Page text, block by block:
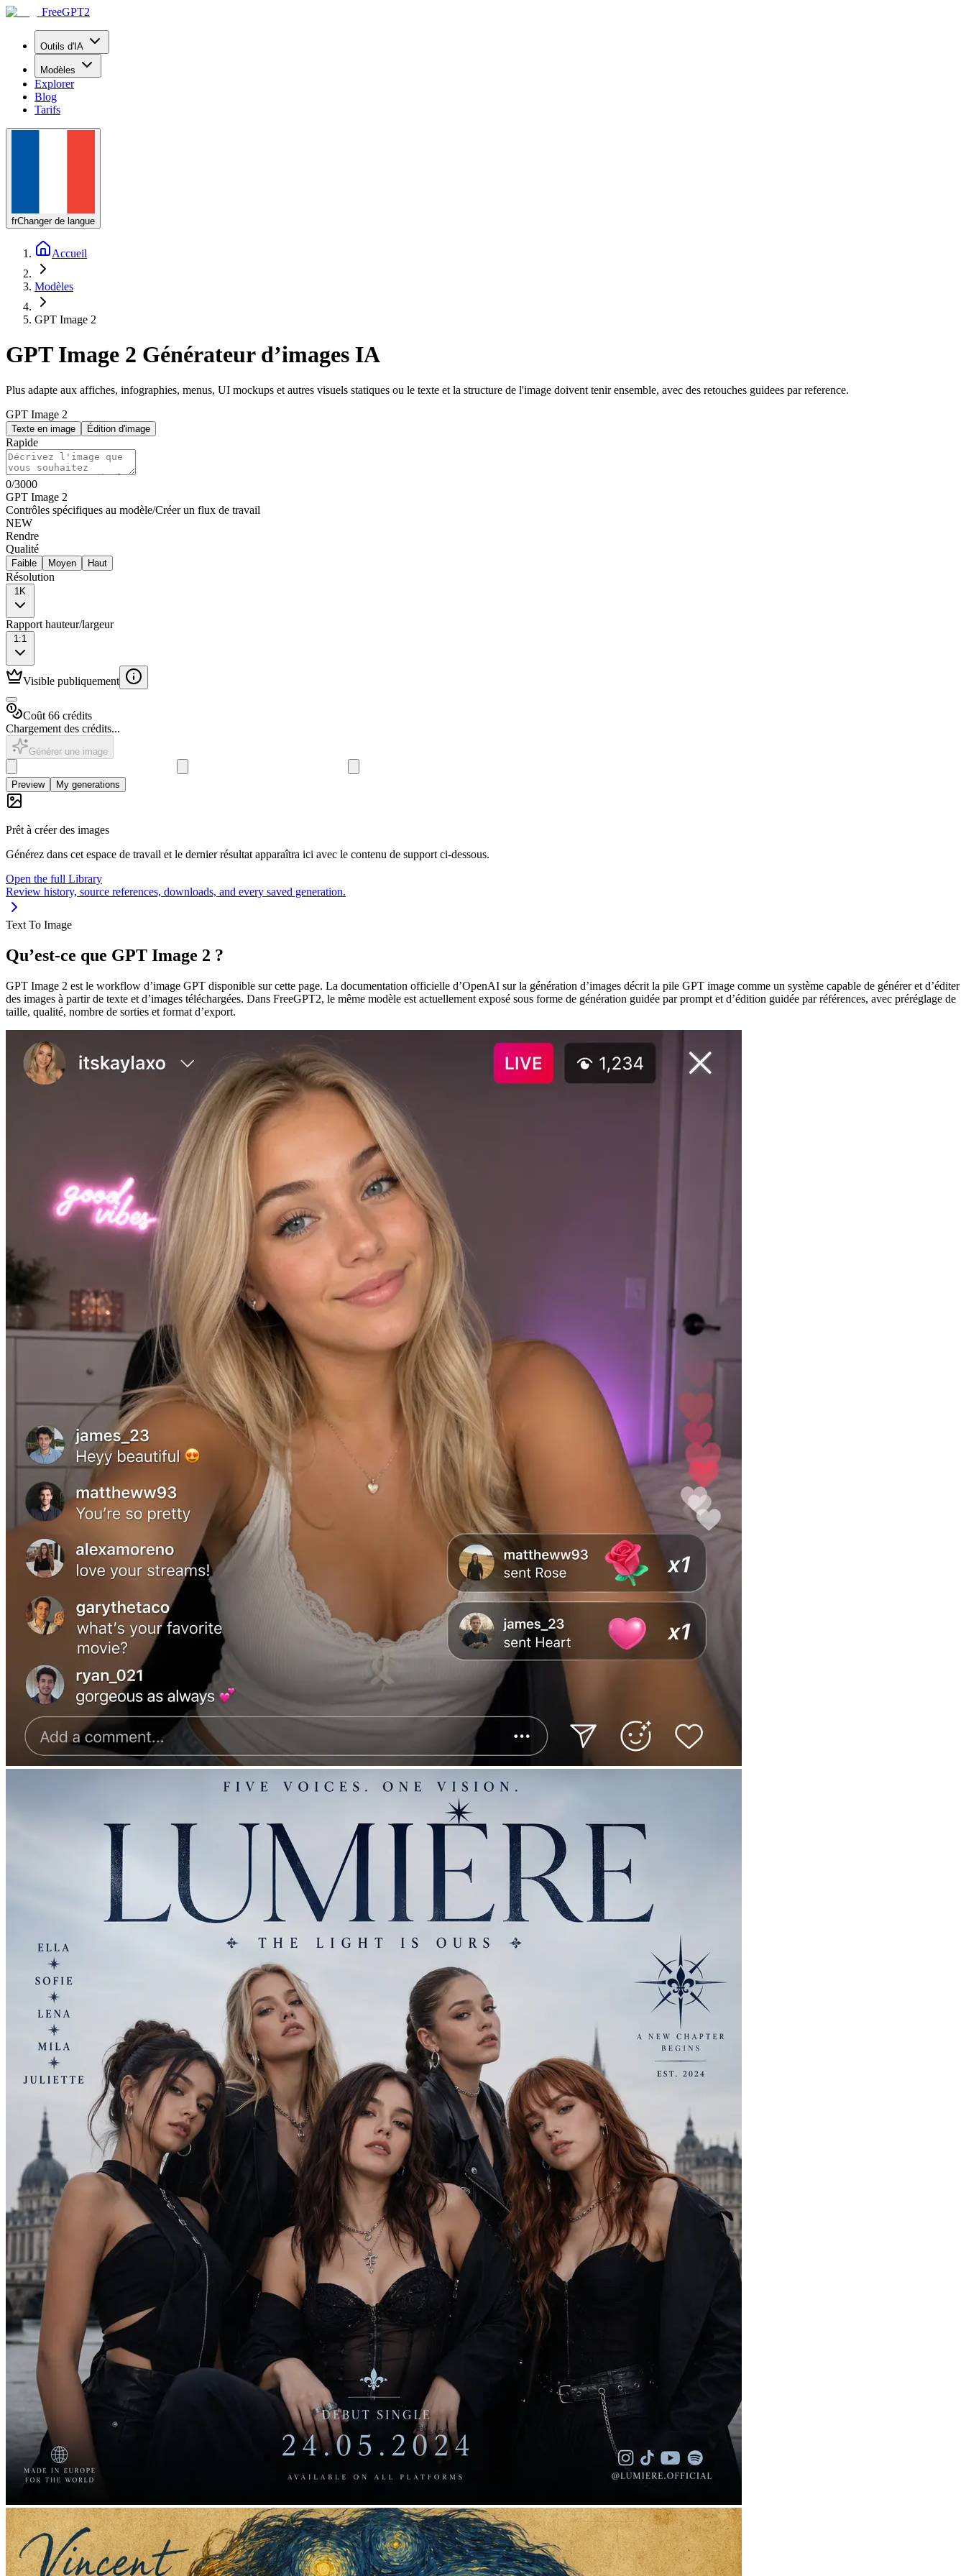
FreeGPT2
Outils d'IA
Modèles
Explorer
Blog
Tarifs
frChanger de langue
Accueil
Modèles
GPT Image 2
GPT Image 2 Générateur d’images IA
Plus adapte aux affiches, infographies, menus, UI mockups et autres visuels statiques ou le texte et la structure de l'image doivent tenir ensemble, avec des retouches guidees par reference.
GPT Image 2
Texte en image Édition d'image
Rapide
0/3000
GPT Image 2
Contrôles spécifiques au modèle/Créer un flux de travail
NEW
Rendre
Qualité
Faible Moyen Haut
Résolution
1K
Rapport hauteur/largeur
1:1
Visible publiquement
Coût 66 crédits
Chargement des crédits...
Générer une image
Preview My generations
Prêt à créer des images
Générez dans cet espace de travail et le dernier résultat apparaîtra ici avec le contenu de support ci-dessous.
Open the full Library
Review history, source references, downloads, and every saved generation.
Text To Image
Qu’est-ce que GPT Image 2 ?
GPT Image 2 est le workflow d’image GPT disponible sur cette page. La documentation officielle d’OpenAI sur la génération d’images décrit la pile GPT image comme un système capable de générer et d’éditer
des images à partir de texte et d’images téléchargées. Dans FreeGPT2, le même modèle est actuellement exposé sous forme de génération guidée par prompt et d’édition guidée par références, avec préréglage de
taille, qualité, nombre de sorties et format d’export.